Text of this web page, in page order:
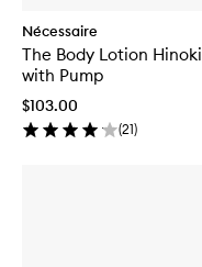
Nécessaire
The Body Lotion Hinoki
with Pump
$103.00
(21)